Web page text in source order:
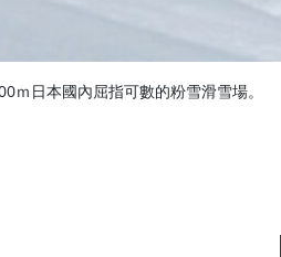
ｍ日本國內屈指可數的粉雪滑雪場。